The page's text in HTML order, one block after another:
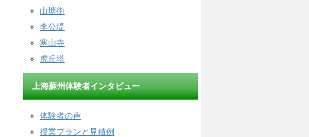
山塘街
李公堤
寒山寺
虎丘塔
上海蘇州体験者インタビュー
体験者の声
授業プランと見積例